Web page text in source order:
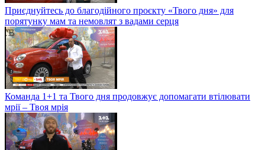
Приєднуйтесь до благодійного проєкту «Твого дня» для
порятунку мам та немовлят з вадами серця
Команда 1+1 та Твого дня продовжує допомагати втілювати
мрії – Твоя мрія